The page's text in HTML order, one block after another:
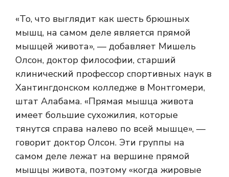
«То, что выглядит как шесть брюшных
мышц, на самом деле является прямой
мышцей живота», — добавляет Мишель
Олсон, доктор философии, старший
клинический профессор спортивных наук в
Хантингдонском колледже в Монтгомери,
штат Алабама. «Прямая мышца живота
имеет большие сухожилия, которые
тянутся справа налево по всей мышце», —
говорит доктор Олсон. Эти группы на
самом деле лежат на вершине прямой
мышцы живота, поэтому «когда жировые